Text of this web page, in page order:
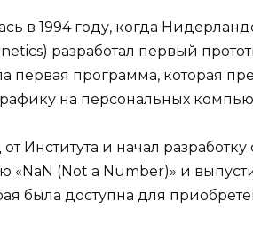
в 1994 году, когда
разработал первый
первая программа, которая
на персональных
Института и начал
(Not a Number)» и
была доступна для